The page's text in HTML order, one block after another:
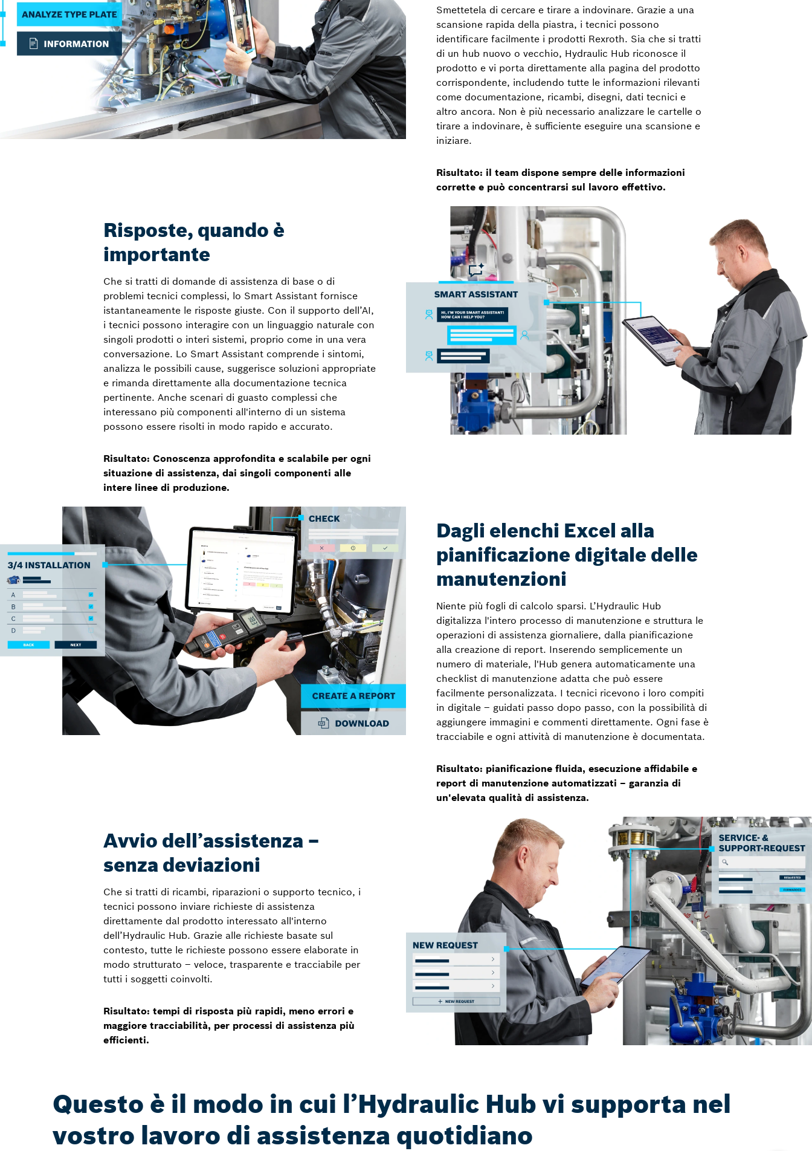
Smettetela di cercare e tirare a indovinare. Grazie a una
scansione rapida della piastra, i tecnici possono
identificare facilmente i prodotti Rexroth. Sia che si tratti
di un hub nuovo o vecchio, Hydraulic Hub riconosce il
prodotto e vi porta direttamente alla pagina del prodotto
corrispondente, includendo tutte le informazioni rilevanti
come documentazione, ricambi, disegni, dati tecnici e
altro ancora. Non è più necessario analizzare le cartelle o
tirare a indovinare, è sufficiente eseguire una scansione e
iniziare.
Risultato: il team dispone sempre delle informazioni
corrette e può concentrarsi sul lavoro effettivo.
Risposte, quando è
importante
Che si tratti di domande di assistenza di base o di
problemi tecnici complessi, lo Smart Assistant fornisce
istantaneamente le risposte giuste. Con il supporto dell’AI,
i tecnici possono interagire con un linguaggio naturale con
singoli prodotti o interi sistemi, proprio come in una vera
conversazione. Lo Smart Assistant comprende i sintomi,
analizza le possibili cause, suggerisce soluzioni appropriate
e rimanda direttamente alla documentazione tecnica
pertinente. Anche scenari di guasto complessi che
interessano più componenti all'interno di un sistema
possono essere risolti in modo rapido e accurato.
Risultato: Conoscenza approfondita e scalabile per ogni
situazione di assistenza, dai singoli componenti alle
intere linee di produzione.
Dagli elenchi Excel alla
pianificazione digitale delle
manutenzioni
Niente più fogli di calcolo sparsi. L’Hydraulic Hub
digitalizza l'intero processo di manutenzione e struttura le
operazioni di assistenza giornaliere, dalla pianificazione
alla creazione di report. Inserendo semplicemente un
numero di materiale, l'Hub genera automaticamente una
checklist di manutenzione adatta che può essere
facilmente personalizzata. I tecnici ricevono i loro compiti
in digitale – guidati passo dopo passo, con la possibilità di
aggiungere immagini e commenti direttamente. Ogni fase è
tracciabile e ogni attività di manutenzione è documentata.
Risultato: pianificazione fluida, esecuzione affidabile e
report di manutenzione automatizzati – garanzia di
un'elevata qualità di assistenza.
Avvio dell’assistenza –
senza deviazioni
Che si tratti di ricambi, riparazioni o supporto tecnico, i
tecnici possono inviare richieste di assistenza
direttamente dal prodotto interessato all'interno
dell’Hydraulic Hub. Grazie alle richieste basate sul
contesto, tutte le richieste possono essere elaborate in
modo strutturato – veloce, trasparente e tracciabile per
tutti i soggetti coinvolti.
Risultato: tempi di risposta più rapidi, meno errori e
maggiore tracciabilità, per processi di assistenza più
efficienti.
Questo è il modo in cui l’Hydraulic Hub vi supporta nel
vostro lavoro di assistenza quotidiano